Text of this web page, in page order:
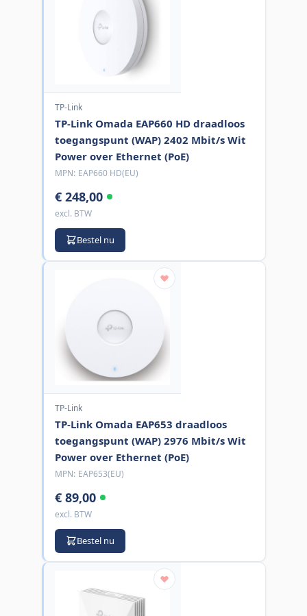
TP-Link
TP-Link Omada EAP660 HD draadloos
toegangspunt (WAP) 2402 Mbit/s Wit
Power over Ethernet (PoE)
MPN: EAP660 HD(EU)
€ 248,00
excl. BTW
Bestel nu
TP-Link
TP-Link Omada EAP653 draadloos
toegangspunt (WAP) 2976 Mbit/s Wit
Power over Ethernet (PoE)
MPN: EAP653(EU)
€ 89,00
excl. BTW
Bestel nu